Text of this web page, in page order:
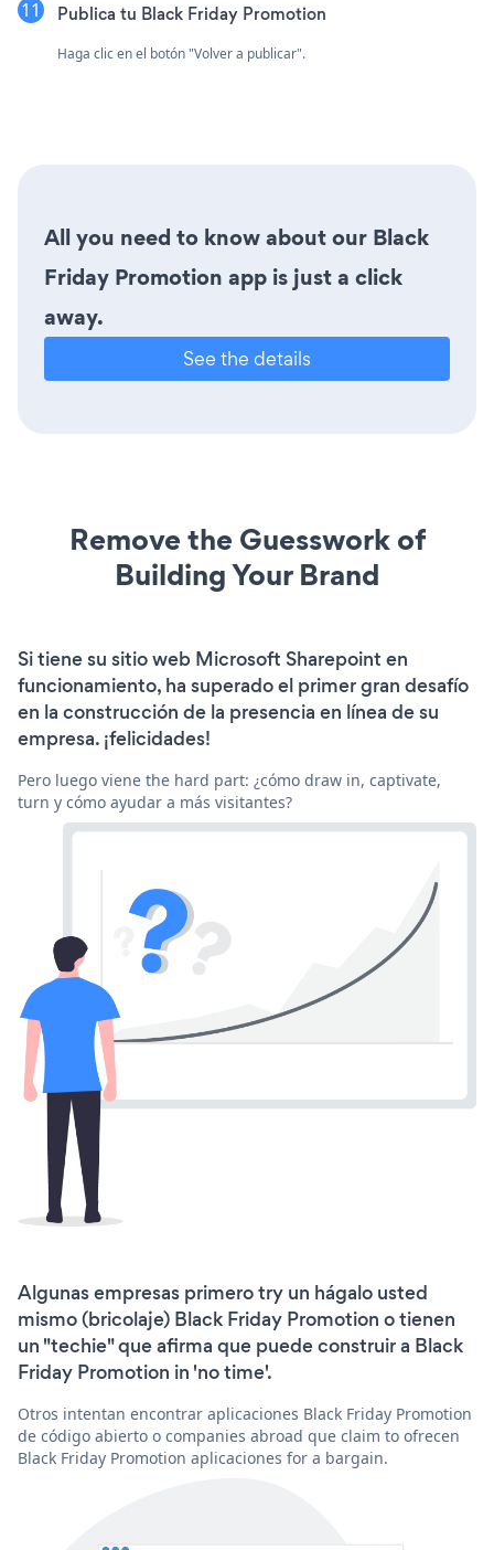
Publica tu Black Friday Promotion
Haga clic en el botón "Volver a publicar".
All you need to know about our Black
Friday Promotion app is just a click
away.
See the details
Remove the Guesswork of
Building Your Brand
Si tiene su sitio web Microsoft Sharepoint en
funcionamiento, ha superado el primer gran desafío
en la construcción de la presencia en línea de su
empresa. ¡felicidades!
Pero luego viene the hard part: ¿cómo draw in, captivate,
turn y cómo ayudar a más visitantes?
Algunas empresas primero try un hágalo usted
mismo (bricolaje) Black Friday Promotion o tienen
un "techie" que afirma que puede construir a Black
Friday Promotion in 'no time'.
Otros intentan encontrar aplicaciones Black Friday Promotion
de código abierto o companies abroad que claim to ofrecen
Black Friday Promotion aplicaciones for a bargain.